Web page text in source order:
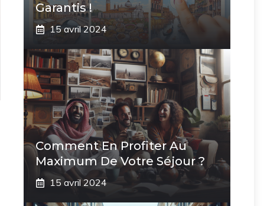
Garantis !
15 avril 2024
Comment En Profiter Au
Maximum De Votre Séjour ?
15 avril 2024